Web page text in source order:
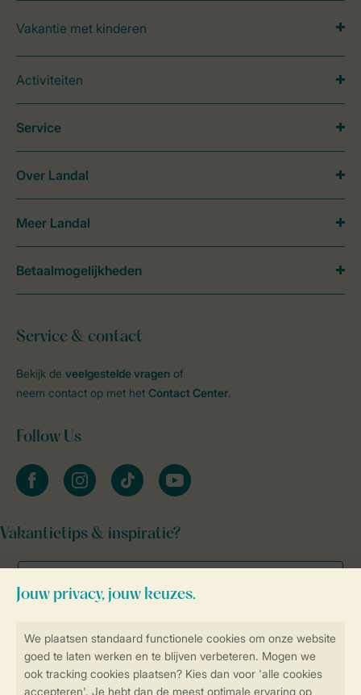
Veilig en snel online boeken
Vakantie met kinderen
Activiteiten
Service & contact
Bekijk de veelgestelde vragen of
neem contact op met het Contact Center.
Follow Us
facebookinstagramtiktok youtube
Vakantietips & inspiratie?
Service
Over Landal
Meer Landal
Betaalmogelijkheden